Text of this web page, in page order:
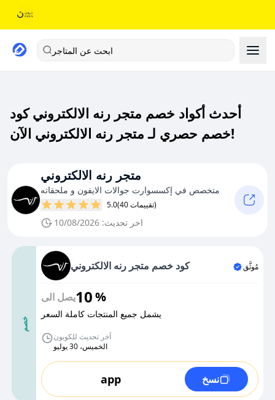
ابحث عن المتاجر
أحدث أكواد خصم متجر رنه الالكتروني كود
خصم حصري لـ متجر رنه الالكتروني الآن!
متجر رنه الالكتروني
متخصص في إكسسوارت جوالات الايفون و ملحقاته
5.0 (40 تقييمات)
اخر تحديث: 10/08/2026
خصم
كود خصم متجر رنه الالكتروني مُوثَّق
يصل الى10%
يشمل جميع المنتجات كاملة السعر
آخر تحديث للكوبون
الخميس، 30 يوليو
app نسخ